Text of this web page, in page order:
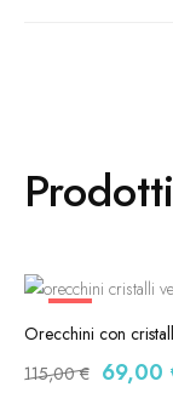
-40%
Orecchini con
115,00€ 69,00